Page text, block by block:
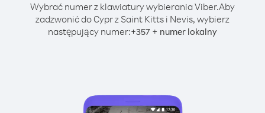
Wybrać numer z klawiatury wybierania Viber.Aby
zadzwonić do Cypr z Saint Kitts i Nevis, wybierz
następujący numer:+357 + numer lokalny